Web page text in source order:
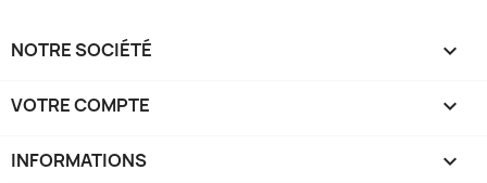
NOTRE SOCIÉTÉ 
VOTRE COMPTE 
INFORMATIONS keyboard_arrow_down